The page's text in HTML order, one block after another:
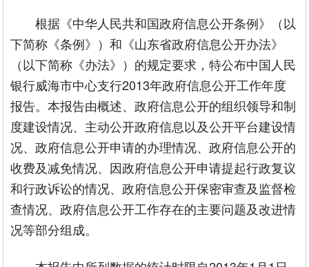
根据《中华人民共和国政府信息公开条例》（以
下简称《条例》）和《山东省政府信息公开办法》
（以下简称《办法》）的规定要求，特公布中国人民
银行威海市中心支行2013年政府信息公开工作年度
报告。本报告由概述、政府信息公开的组织领导和制
度建设情况、主动公开政府信息以及公开平台建设情
况、政府信息公开申请的办理情况、政府信息公开的
收费及减免情况、因政府信息公开申请提起行政复议
和行政诉讼的情况、政府信息公开保密审查及监督检
查情况、政府信息公开工作存在的主要问题及改进情
况等部分组成。